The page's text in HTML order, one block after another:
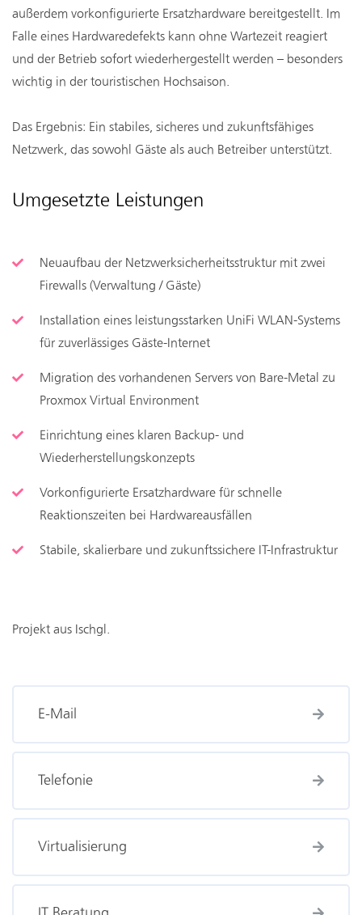
außerdem vorkonfigurierte Ersatzhardware bereitgestellt. Im
Falle eines Hardwaredefekts kann ohne Wartezeit reagiert
und der Betrieb sofort wiederhergestellt werden – besonders
wichtig in der touristischen Hochsaison.
Das Ergebnis: Ein stabiles, sicheres und zukunftsfähiges
Netzwerk, das sowohl Gäste als auch Betreiber unterstützt.
Umgesetzte Leistungen
Neuaufbau der Netzwerksicherheitsstruktur mit zwei
Firewalls (Verwaltung / Gäste)
Installation eines leistungsstarken UniFi WLAN-Systems
für zuverlässiges Gäste-Internet
Migration des vorhandenen Servers von Bare-Metal zu
Proxmox Virtual Environment
Einrichtung eines klaren Backup- und
Wiederherstellungskonzepts
Vorkonfigurierte Ersatzhardware für schnelle
Reaktionszeiten bei Hardwareausfällen
Stabile, skalierbare und zukunftssichere IT-Infrastruktur
Projekt aus Ischgl.
E-Mail
Telefonie
Virtualisierung